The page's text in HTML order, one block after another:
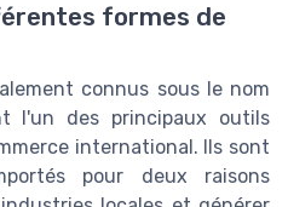
formes de
connus sous le nom
l'un des principaux outils
international. Ils sont
pour deux raisons